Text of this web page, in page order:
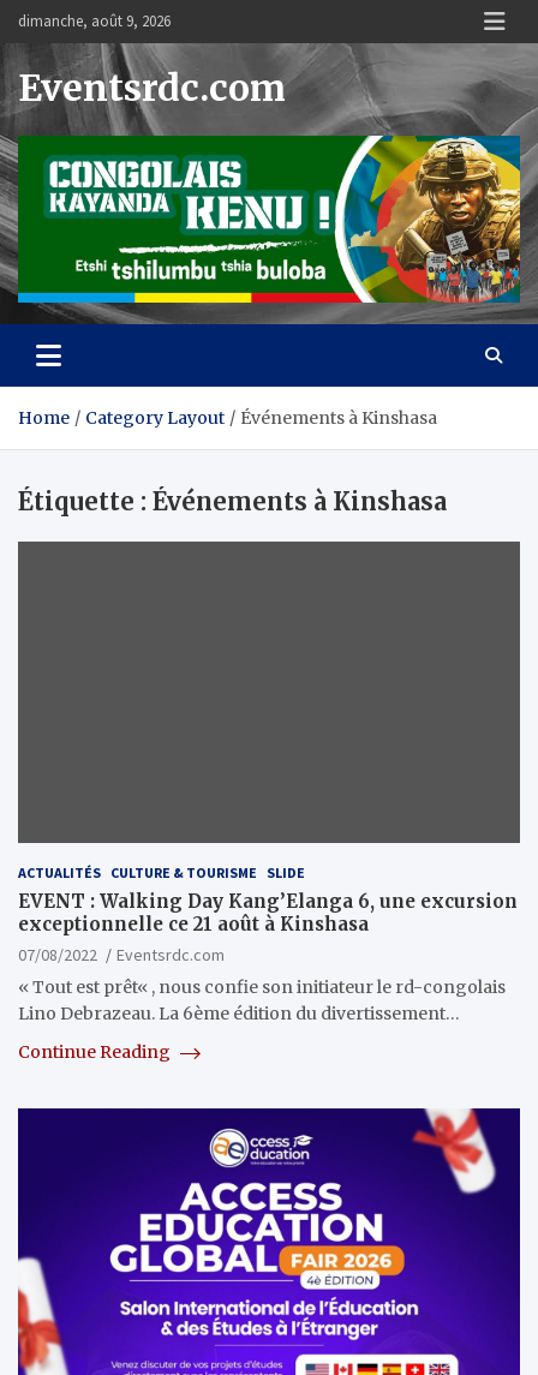
Skip
content
dimanche, août 9, 2026
Eventsrdc.com
Home Category Layout Événements à Kinshasa
Étiquette : Événements à Kinshasa
ACTUALITÉS CULTURE & TOURISME SLIDE
EVENT : Walking Day Kang’Elanga 6, une excursion
exceptionnelle ce 21 août à Kinshasa
07/08/2022
Eventsrdc.com
« Tout est prêt« , nous confie son initiateur le rd-congolais
Lino Debrazeau. La 6ème édition du divertissement…
Continue Reading